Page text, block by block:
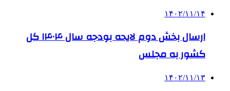
۱۴۰۲/۱۱/۱۴
ارسال بخش دوم لایحه بودجه سال ۱۴۰۴ کل
کشور به مجلس
۱۴۰۲/۱۱/۱۳